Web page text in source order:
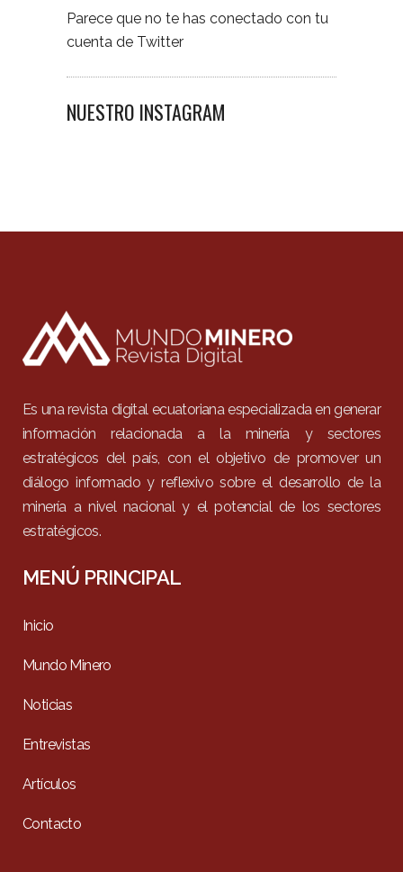
Parece que no te has conectado con tu
cuenta de Twitter
NUESTRO INSTAGRAM
Es una revista digital ecuatoriana especializada en generar
información relacionada a la minería y sectores
estratégicos del país, con el objetivo de promover un
diálogo informado y reflexivo sobre el desarrollo de la
minería a nivel nacional y el potencial de los sectores
estratégicos.
MENÚ PRINCIPAL
Inicio
Mundo Minero
Noticias
Entrevistas
Artículos
Contacto